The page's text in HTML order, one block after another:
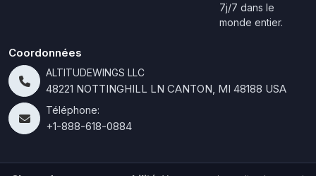
7j/7 dans le
monde entier.
Coordonnées
ALTITUDEWINGS LLC
48221 NOTTINGHILL LN CANTON, MI 48188 USA
Téléphone:
+1-888-618-0884